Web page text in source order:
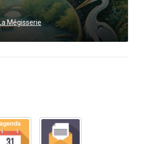
Mégisserie